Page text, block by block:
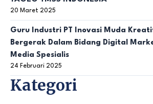
20 Maret 2025
Guru Industri PT Inovasi Muda
Bergerak Dalam Bidang Digital
Media Spesialis
24 Februari 2025
Kategori